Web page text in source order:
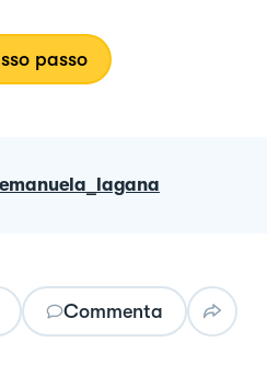
passo
Commenta